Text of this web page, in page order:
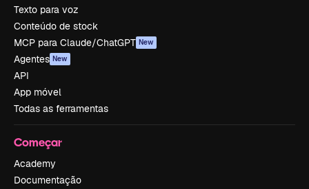
Texto para voz
Conteúdo de stock
MCP para Claude/ChatGPT New
Agentes New
API
App móvel
Todas as ferramentas
Começar
Academy
Documentação